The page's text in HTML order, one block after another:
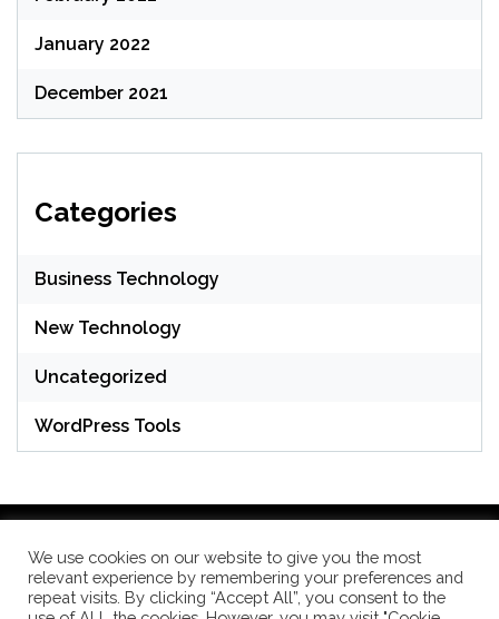
January 2022
December 2021
Categories
Business Technology
New Technology
Uncategorized
WordPress Tools
WordPress Theme: Seek byThemeInWP
We use cookies on our website to give you the most
relevant experience by remembering your preferences and
repeat visits. By clicking “Accept All”, you consent to the